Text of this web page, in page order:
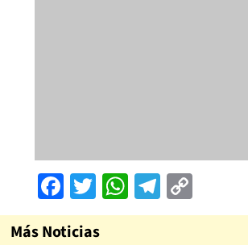
Facebook
Twitter
WhatsApp
Telegram
Copy
Link
Más Noticias